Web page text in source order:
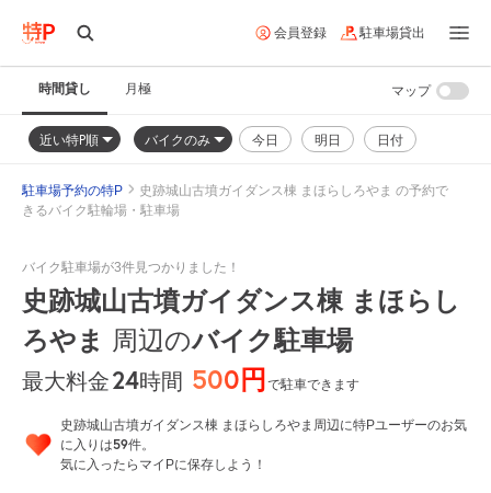
会員登録 駐車場貸出
時間貸し 月極
近い特P順 バイクのみ 今日 明日 日付
マップ
駐車場予約の特P
史跡城山古墳ガイダンス棟 まほらしろやま の予約で
きるバイク駐輪場・駐車場
バイク駐車場が3件見つかりました！
史跡城山古墳ガイダンス棟 まほらし
ろやま 周辺のバイク駐車場
最大料金24時間 500円で駐車できます
史跡城山古墳ガイダンス棟 まほらしろやま周辺に特Pユーザーのお気
に入りは59件。
気に入ったらマイPに保存しよう！